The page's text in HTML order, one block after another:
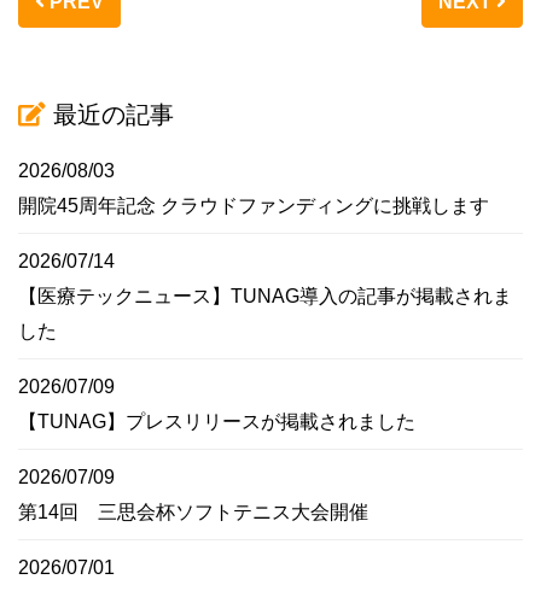
最近の記事
2026/08/03
開院45周年記念 クラウドファンディングに挑戦します
2026/07/14
【医療テックニュース】TUNAG導入の記事が掲載されま
した
2026/07/09
【TUNAG】プレスリリースが掲載されました
2026/07/09
第14回 三思会杯ソフトテニス大会開催
2026/07/01